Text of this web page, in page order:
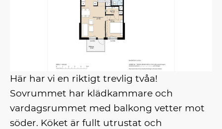
Här har vi en riktigt trevlig tvåa!
Sovrummet har klädkammare och
vardagsrummet med balkong vetter mot
söder. Köket är fullt utrustat och